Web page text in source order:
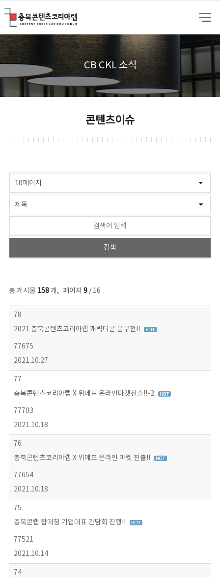
CB CKL 소식
콘텐츠이슈
총 게시물 158개, 페이지 9/ 16
콘텐츠이슈 목록 - 번호, 제목, 작성자, 파일, 조회수, 작성일 정보 제공
78
2021 충북콘텐츠코리아랩 캐릭터콘 문구전!!
77675
2021.10.27
77
충북콘텐츠코리아랩 X 위메프 온라인마켓진출!!-2
77703
2021.10.18
76
충북콘텐츠코리아랩 X 위메프 온라인 마켓 진출!!
77654
2021.10.18
75
충북콘랩 잡매칭 기업대표 간담회 진행!!
77521
2021.10.14
74